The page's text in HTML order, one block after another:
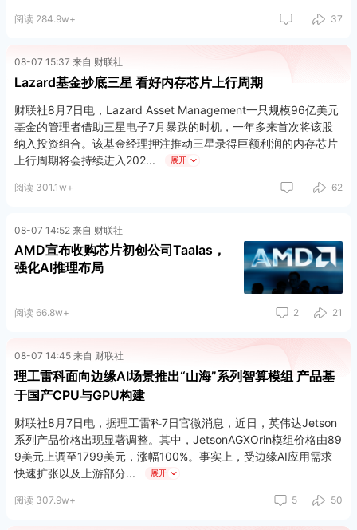
阅读 284.9w+ 37
08-07 15:37 来自 财联社
Lazard基金抄底三星 看好内存芯片上行周期
财联社8月7日电，Lazard Asset Management一只规模96亿美元
基金的管理者借助三星电子7月暴跌的时机，一年多来首次将该股
纳入投资组合。该基金经理押注推动三星录得巨额利润的内存芯片
上行周期将会持续进入202
展开
阅读 301.1w+ 62
08-07 14:52 来自 财联社
AMD宣布收购芯片初创公司Taalas，
强化AI推理布局
阅读 66.8w+ 2 21
08-07 14:45 来自 财联社
理工雷科面向边缘AI场景推出“山海”系列智算模组 产品基
于国产CPU与GPU构建
财联社8月7日电，据理工雷科7日官微消息，近日，英伟达Jetson
系列产品价格出现显著调整。其中，JetsonAGXOrin模组价格由89
9美元上调至1799美元，涨幅100%。事实上，受边缘AI应用需求
快速扩张以及上游部分
展开
阅读 307.9w+ 5 50